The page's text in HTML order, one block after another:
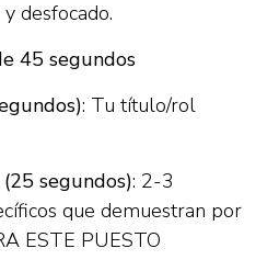
desfocado.​
45 segundos
: Tu título/rol
segundos): 2-3
que demuestran por
ESTE PUESTO